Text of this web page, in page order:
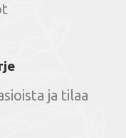
ja tilaa